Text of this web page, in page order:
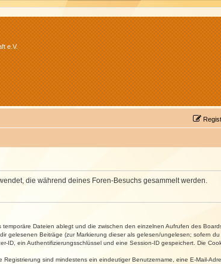
e.V.
die während deines Foren-Besuchs gesammelt werden.
Dateien ablegt und die zwischen den einzelnen Aufrufen des
gelesenen Beiträge (zur Markierung dieser als gelesen/ungelesen; sofern
ID, ein Authentifizierungsschlüssel und eine Session-ID gespeichert. Die
sind mindestens ein eindeutiger Benutzername, eine E-Mail-